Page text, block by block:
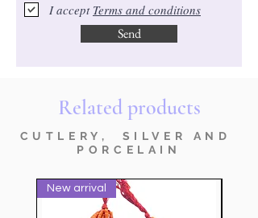
I accept Terms and conditions
Send
Related products
CUTLERY, SILVER AND
PORCELAIN
New arrival